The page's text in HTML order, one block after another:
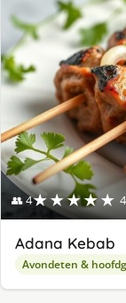
👥 4★★★★★
Adana Kebab
Avondeten &